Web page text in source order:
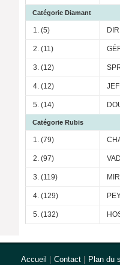
Catégorie Diamant
1. (5)
2. (11)
3. (12)
4. (12)
5. (14)
Catégorie Rubis
1. (79)
2. (97)
3. (119)
4. (129)
5. (132)
Accueil Contact Plan du